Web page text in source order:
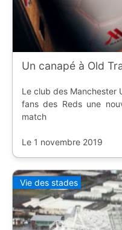
Un canapé à Old
Le club des Manchester
fans des Reds une
match
Le 1 novembre 2019
Vie des stades